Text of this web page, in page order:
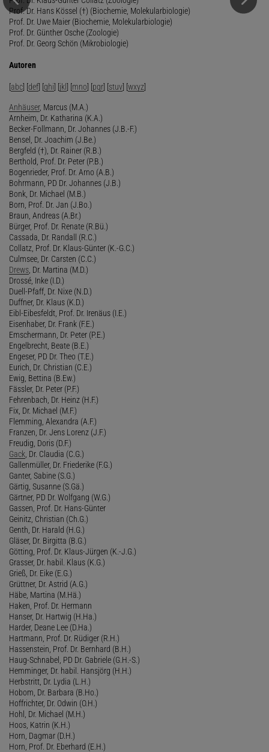
Prof. Dr. Hans Kössel (†) (Biochemie, Molekularbiologie)
Prof. Dr. Uwe Maier (Biochemie, Molekularbiologie)
Prof. Dr. Günther Osche (Zoologie)
Prof. Dr. Georg Schön (Mikrobiologie)
Autoren
[abc] [def] [ghi] [jkl] [mno] [pqr] [stuv] [wxyz]
Anhäuser, Marcus (M.A.)
Arnheim, Dr. Katharina (K.A.)
Becker-Follmann, Dr. Johannes (J.B.-F.)
Bensel, Dr. Joachim (J.Be.)
Bergfeld (†), Dr. Rainer (R.B.)
Berthold, Prof. Dr. Peter (P.B.)
Bogenrieder, Prof. Dr. Arno (A.B.)
Bohrmann, PD Dr. Johannes (J.B.)
Bonk, Dr. Michael (M.B.)
Born, Prof. Dr. Jan (J.Bo.)
Braun, Andreas (A.Br.)
Bürger, Prof. Dr. Renate (R.Bü.)
Cassada, Dr. Randall (R.C.)
Collatz, Prof. Dr. Klaus-Günter (K.-G.C.)
Culmsee, Dr. Carsten (C.C.)
Drews , Dr. Martina (M.D.)
Drossé, Inke (I.D.)
Duell-Pfaff, Dr. Nixe (N.D.)
Duffner, Dr. Klaus (K.D.)
Eibl-Eibesfeldt, Prof. Dr. Irenäus (I.E.)
Eisenhaber, Dr. Frank (F.E.)
Emschermann, Dr. Peter (P.E.)
Engelbrecht, Beate (B.E.)
Engeser, PD Dr. Theo (T.E.)
Eurich, Dr. Christian (C.E.)
Ewig, Bettina (B.Ew.)
Fässler, Dr. Peter (P.F.)
Fehrenbach, Dr. Heinz (H.F.)
Fix, Dr. Michael (M.F.)
Flemming, Alexandra (A.F.)
Franzen, Dr. Jens Lorenz (J.F.)
Freudig, Doris (D.F.)
Gack , Dr. Claudia (C.G.)
Gallenmüller, Dr. Friederike (F.G.)
Ganter, Sabine (S.G.)
Gärtig, Susanne (S.Gä.)
Gärtner, PD Dr. Wolfgang (W.G.)
Gassen, Prof. Dr. Hans-Günter
Geinitz, Christian (Ch.G.)
Genth, Dr. Harald (H.G.)
Gläser, Dr. Birgitta (B.G.)
Götting, Prof. Dr. Klaus-Jürgen (K.-J.G.)
Grasser, Dr. habil. Klaus (K.G.)
Grieß, Dr. Eike (E.G.)
Grüttner, Dr. Astrid (A.G.)
Häbe, Martina (M.Hä.)
Haken, Prof. Dr. Hermann
Hanser, Dr. Hartwig (H.Ha.)
Harder, Deane Lee (D.Ha.)
Hartmann, Prof. Dr. Rüdiger (R.H.)
Hassenstein, Prof. Dr. Bernhard (B.H.)
Haug-Schnabel, PD Dr. Gabriele (G.H.-S.)
Hemminger, Dr. habil. Hansjörg (H.H.)
Herbstritt, Dr. Lydia (L.H.)
Hobom, Dr. Barbara (B.Ho.)
Hoffrichter, Dr. Odwin (O.H.)
Hohl, Dr. Michael (M.H.)
Hoos, Katrin (K.H.)
Horn, Dagmar (D.H.)
Horn, Prof. Dr. Eberhard (E.H.)